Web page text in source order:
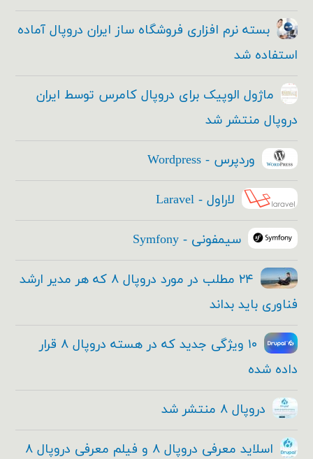
بسته نرم افزاری فروشگاه ساز ایران دروپال آماده
استفاده شد
ماژول الوپیک برای دروپال کامرس توسط ایران
دروپال منتشر شد
وردپرس - Wordpress
لاراول - Laravel
سیمفونی - Symfony
۲۴ مطلب در مورد دروپال ۸ که هر مدیر ارشد
فناوری باید بداند
۱۰ ویژگی جدید که در هسته دروپال ۸ قرار
داده شده
دروپال ۸ منتشر شد
اسلاید معرفی دروپال ۸ و فیلم معرفی دروپال ۸